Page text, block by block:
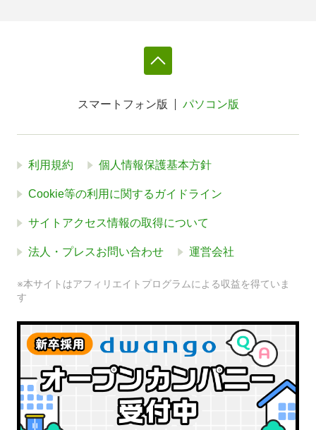
スマートフォン版 パソコン版
利用規約 個人情報保護基本方針
Cookie等の利用に関するガイドライン
サイトアクセス情報の取得について
法人・プレスお問い合わせ 運営会社
※本サイトはアフィリエイトプログラムによる収益を得ていま
す